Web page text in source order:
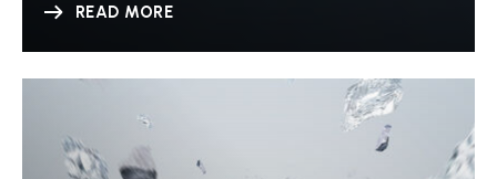
READ MORE